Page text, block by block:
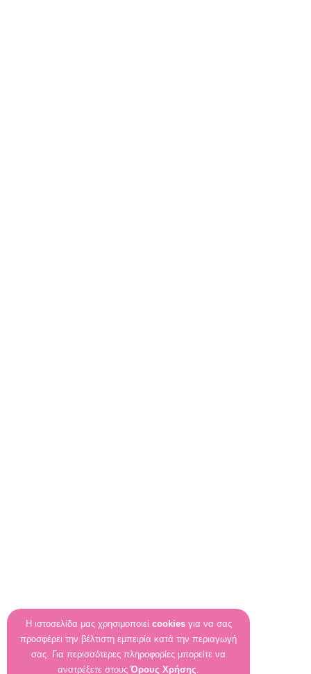
Η ιστοσελίδα μας χρησιμοποιεί cookiesγια να σας
προσφέρει την βέλτιστη εμπειρία κατά την περιαγωγή
σας. Για περισσότερες πληροφορίες μπορείτε να
ανατρέξετε στους Όρους Χρήσης.